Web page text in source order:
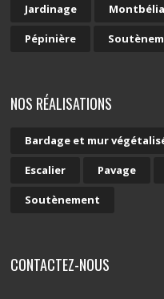
Jardinage
Pépinière
NOS RÉALISATIONS
Bardage et mur
Escalier Pavage
Soutènement
CONTACTEZ-NOUS